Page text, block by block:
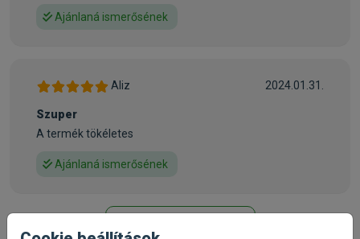
• Kollagén tartalmú rákpáncélt és a zöldkagyló kivonatot
kihasználható kalciumforrást jelentenek és kiegyenlítik a
szervezet kálcium és foszfor igényének arányát
• Hozzáadott szintetikus aminosavak –L-lizin és DL-
emészthetőségét
genetikailag módosított alapanyagokat (GMA)!
Ajánlaná ismerősének
Aliz 2024.01.31.
Szuper
A termék tökéletes
Ajánlaná ismerősének